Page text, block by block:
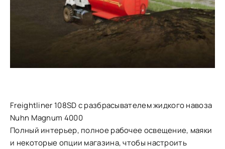
Freightliner 108SD с разбрасывателем жидкого навоза
Nuhn Magnum 4000
Полный интерьер, полное рабочее освещение, маяки
и некоторые опции магазина, чтобы настроить